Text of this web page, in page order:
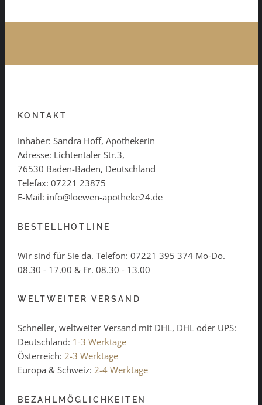
KONTAKT
Inhaber: Sandra Hoff, Apothekerin
Adresse: Lichtentaler Str.3,
76530 Baden-Baden, Deutschland
Telefax: 07221 23875
E-Mail: info@loewen-apotheke24.de
BESTELLHOTLINE
Wir sind für Sie da. Telefon: 07221 395 374 Mo-Do.
08.30 - 17.00 & Fr. 08.30 - 13.00
WELTWEITER VERSAND
Schneller, weltweiter Versand mit DHL, DHL oder UPS:
Deutschland: 1-3 Werktage
Österreich: 2-3 Werktage
Europa & Schweiz: 2-4 Werktage
BEZAHLMÖGLICHKEITEN